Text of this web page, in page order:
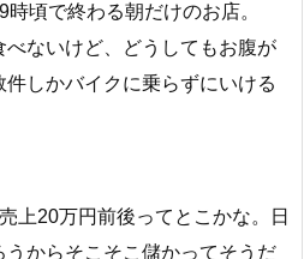
頃で終わる朝だけのお店。
ないけど、どうしてもお腹が
しかバイクに乗らずにいける
上20万円前後ってとこかな。日
からそこそこ儲かってそうだ